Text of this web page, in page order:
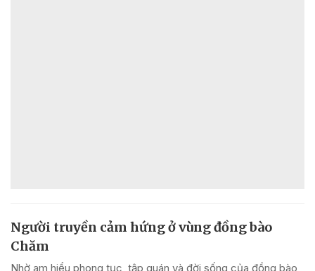
Người truyền cảm hứng ở vùng đồng bào
Chăm
Nhờ am hiểu phong tục, tập quán và đời sống của đồng bào